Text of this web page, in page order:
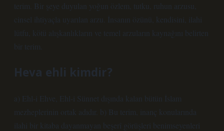
terim. Bir şeye duyulan yoğun özlem, tutku, ruhun arzusu,
cinsel ihtiyaçla uyarılan arzu. İnsanın özünü, kendisini, ilahi
lütfu, kötü alışkanlıkların ve temel arzuların kaynağını belirten
bir terim.
Heva ehli kimdir?
a) Ehl-i Ehve, Ehl-i Sünnet dışında kalan bütün İslam
mezheplerinin ortak adıdır. b) Bu terim, inanç konularında
ilahi bir kitaba dayanmayan beşerî görüşleri benimseyenleri